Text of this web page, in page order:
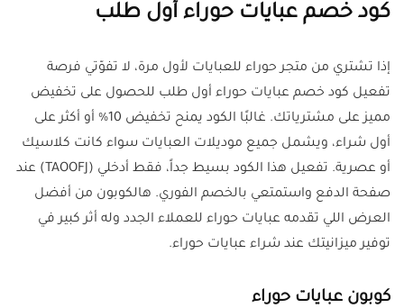
كود خصم عبايات حوراء أول طلب
إذا تشتري من متجر حوراء للعبايات لأول مرة، لا تفوّتي فرصة
تفعيل كود خصم عبايات حوراء أول طلب للحصول على تخفيض
مميز على مشترياتك. غالبًا الكود يمنح تخفيض 10% أو أكثر على
أول شراء، ويشمل جميع موديلات العبايات سواء كانت كلاسيك
أو عصرية. تفعيل هذا الكود بسيط جداً، فقط أدخلي (TAOOFJ) عند
صفحة الدفع واستمتعي بالخصم الفوري. هالكوبون من أفضل
العرض اللي تقدمه عبايات حوراء للعملاء الجدد وله أثر كبير في
توفير ميزانيتك عند شراء عبايات حوراء.
كوبون عبايات حوراء